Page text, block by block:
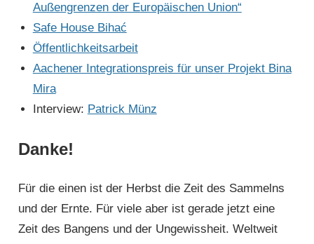
Außengrenzen der Europäischen Union“
Safe House Bihać
Öffentlichkeitsarbeit
Aachener Integrationspreis für unser Projekt Bina
Mira
Interview: Patrick Münz
Danke!
Für die einen ist der Herbst die Zeit des Sammelns
und der Ernte. Für viele aber ist gerade jetzt eine
Zeit des Bangens und der Ungewissheit. Weltweit